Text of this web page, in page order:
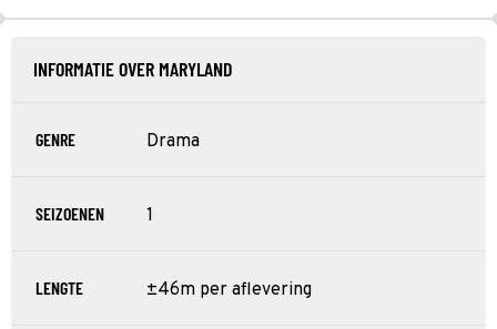
INFORMATIE OVER MARYLAND
GENRE Drama
SEIZOENEN 1
LENGTE ±46m per aflevering